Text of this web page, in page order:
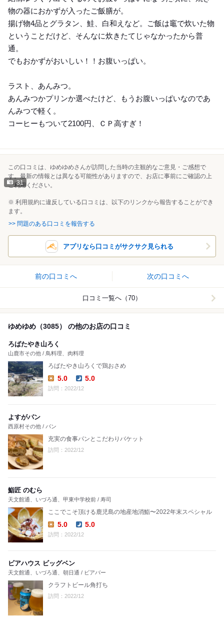
物の器におかずが入ったご飯膳が。
揚げ物4品とグラタン、鮭、白和えなど。ご飯は竈で炊いた物
ということだけど、そんなに炊きたてじゃなかったから普
通。
でもおかずがおいしい！！お腹いっぱい。
ラスト、あんみつ。
あんみつかプリンか選べたけど、もうお腹いっぱいなのであ
んみつで軽く。
コーヒーもついて2100円、ＣＰ高すぎ！
31
この口コミは、ゆめゆめさんが訪問した当時の主観的なご意見・ご感想で
す。最新の情報とは異なる可能性がありますので、お店に事前にご確認の上
ご利用ください。
※ 利用規約に違反している口コミは、以下のリンクから報告することができ
ます。
>> 問題のある口コミを報告する
アプリなら口コミがサクサク見られる
前の口コミへ 次の口コミへ
口コミ一覧へ（70）
ゆめゆめ（3085） の他のお店の口コミ
ろばたやき山ろく
山鹿市その他 / 鳥料理、肉料理
ろばたやき山ろくで鶏おさめ
Lunch:
5.0 5.0
訪問：2022/12
よすがパン
西原村その他 / パン
充実の食事パンとこだわりバケット
訪問：2022/12
鮨匠 のむら
天文館通、いづろ通、甲東中学校前 / 寿司
ここでこそ頂ける鹿児島の地産地消鮨〜2022年末スペシャル
Lunch:
5.0 5.0
訪問：2022/12
ビアハウス ビッグベン
天文館通、いづろ通、朝日通 / ビアバー
クラフトビール角打ち
訪問：2022/12